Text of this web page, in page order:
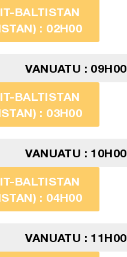
BALTISTAN
: 02H00
VANUATU : 09H00
BALTISTAN
: 03H00
VANUATU : 10H00
BALTISTAN
: 04H00
VANUATU : 11H00